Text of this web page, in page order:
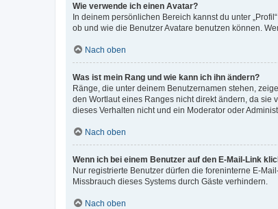
Wie verwende ich einen Avatar?
In deinem persönlichen Bereich kannst du unter
ob und wie die Benutzer Avatare benutzen können.
Nach oben
Was ist mein Rang und wie kann ich ihn ändern?
Ränge, die unter deinem Benutzernamen stehen,
den Wortlaut eines Ranges nicht direkt ändern, da
dieses Verhalten nicht und ein Moderator oder
Nach oben
Wenn ich bei einem Benutzer auf den E-Mail-Link
Nur registrierte Benutzer dürfen die foreninterne E-
Missbrauch dieses Systems durch Gäste verhindern.
Nach oben